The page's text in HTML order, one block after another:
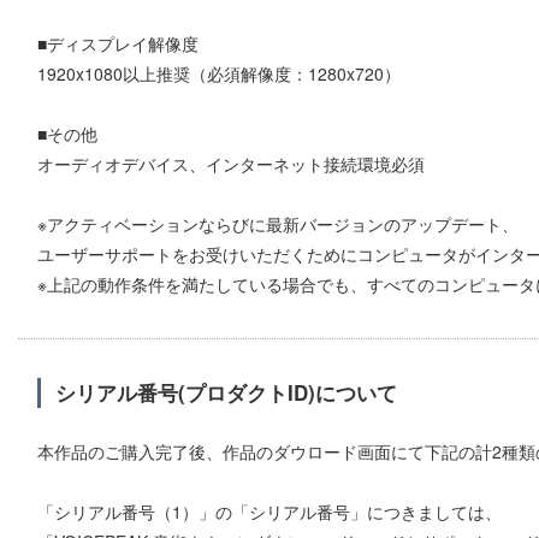
■ディスプレイ解像度
1920x1080以上推奨（必須解像度：1280x720）
■その他
オーディオデバイス、インターネット接続環境必須
※アクティベーションならびに最新バージョンのアップデート、
ユーザーサポートをお受けいただくためにコンピュータがインタ
※上記の動作条件を満たしている場合でも、すべてのコンピュー
シリアル番号(プロダクトID)について
本作品のご購入完了後、作品のダウロード画面にて下記の計2種
「シリアル番号（1）」の「シリアル番号」につきましては、